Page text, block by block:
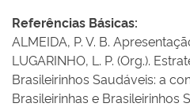
Referências Básicas:
ALMEIDA, P. V. B.
LUGARINHO, L. P. (Org.).
Brasileirinhos Saudáveis: a
Brasileirinhas e Brasileirinhos